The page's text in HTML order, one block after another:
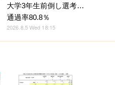
大学3年生前倒し選考…
通過率80.8％
2026.8.5 Wed 18:15